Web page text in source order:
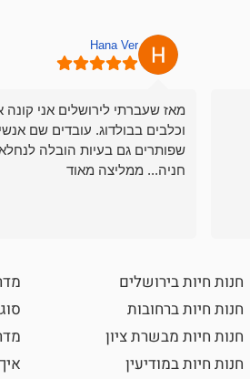
Hana Ver
מאז שעברתי לירושלים אני קונה
וכלבים בבולדוג. עובדים שם
שפותרים גם בעיות הובלה
חניה... ממליצה מאוד
חנות חיות בירושלים
חנות חיות ברחובות
חנות חיות מבשרת ציון
חנות חיות במודיעין